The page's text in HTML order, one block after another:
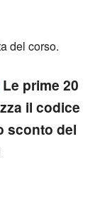
del corso.
Le prime 20
il codice
sconto del